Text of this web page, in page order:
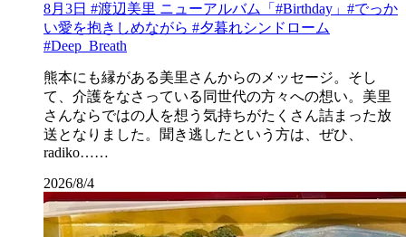
8月3日 #渡辺美里 ニューアルバム「#Birthday」#でっか
い愛を抱きしめながら #夕暮れシンドローム
#Deep_Breath
熊本にも縁がある美里さんからのメッセージ。そし
て、介護をなさっている同世代の方々への想い。美里
さんならではの人を想う気持ちがたくさん詰まった放
送となりました。聞き逃したという方は、ぜひ、
radiko……
2026/8/4